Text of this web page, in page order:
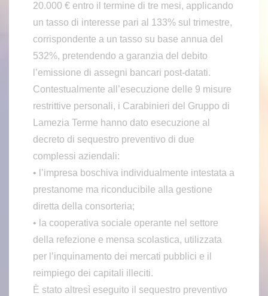
20.000 € entro il termine di tre mesi, applicando
un tasso di interesse pari al 133% sul trimestre,
corrispondente a un tasso su base annua del
532%, pretendendo a garanzia del debito
l’emissione di assegni bancari post-datati.
Contestualmente all’esecuzione delle 9 misure
restrittive personali, i Carabinieri del Gruppo di
Lamezia Terme hanno dato esecuzione al
decreto di sequestro preventivo di due
complessi aziendali:
• l’impresa boschiva individualmente intestata a
prestanome ma riconducibile alla gestione
diretta della consorteria;
• la cooperativa sociale operante nel settore
della refezione e mensa scolastica, utilizzata
per l’inquinamento dei mercati pubblici e il
reimpiego dei capitali illeciti.
È stato altresì eseguito il sequestro preventivo